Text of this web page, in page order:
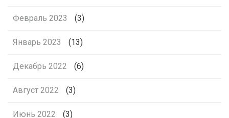
Февраль 2023 (3)
Январь 2023 (13)
Декабрь 2022 (6)
Август 2022 (3)
Июнь 2022 (3)